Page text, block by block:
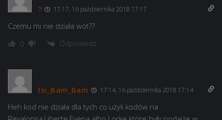
? 17:17, 16 października 2018 17:17
Czemu mi nie działa wot??
0 Odpowiedz
Isi_Bam_Bam 17:14, 16 października 2018 17:14
Heh kod nie działa dla tych co użyli kodów na